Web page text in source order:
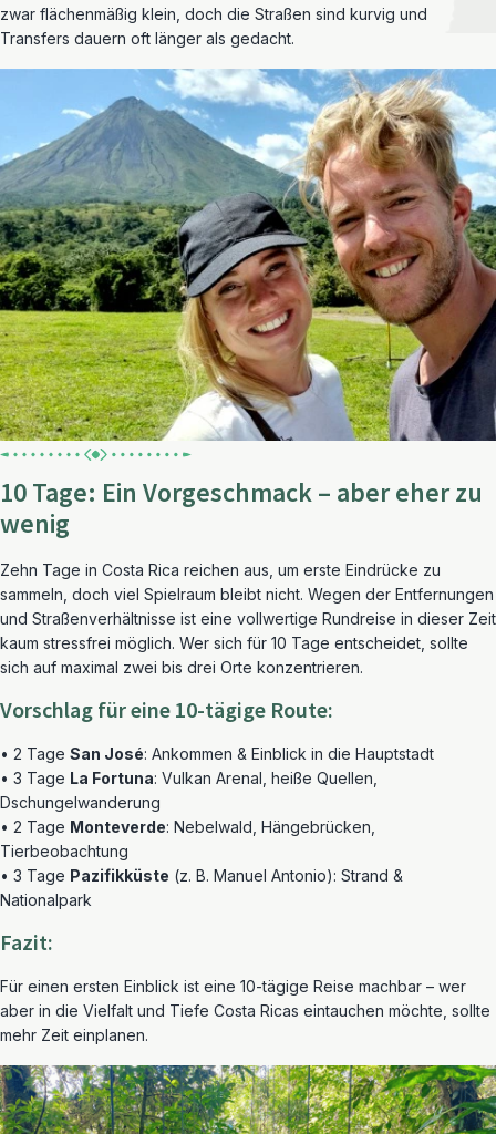
zwar flächenmäßig klein, doch die Straßen sind kurvig und
Transfers dauern oft länger als gedacht.
10 Tage: Ein Vorgeschmack – aber eher zu
wenig
Zehn Tage in Costa Rica reichen aus, um erste Eindrücke zu
sammeln, doch viel Spielraum bleibt nicht. Wegen der Entfernungen
und Straßenverhältnisse ist eine vollwertige Rundreise in dieser Zeit
kaum stressfrei möglich. Wer sich für 10 Tage entscheidet, sollte
sich auf maximal zwei bis drei Orte konzentrieren.
Vorschlag für eine 10-tägige Route:
• 2 Tage San José: Ankommen & Einblick in die Hauptstadt
• 3 Tage La Fortuna: Vulkan Arenal, heiße Quellen,
Dschungelwanderung
• 2 Tage Monteverde: Nebelwald, Hängebrücken,
Tierbeobachtung
• 3 Tage Pazifikküste (z. B. Manuel Antonio): Strand &
Nationalpark
Fazit:
Für einen ersten Einblick ist eine 10-tägige Reise machbar – wer
aber in die Vielfalt und Tiefe Costa Ricas eintauchen möchte, sollte
mehr Zeit einplanen.